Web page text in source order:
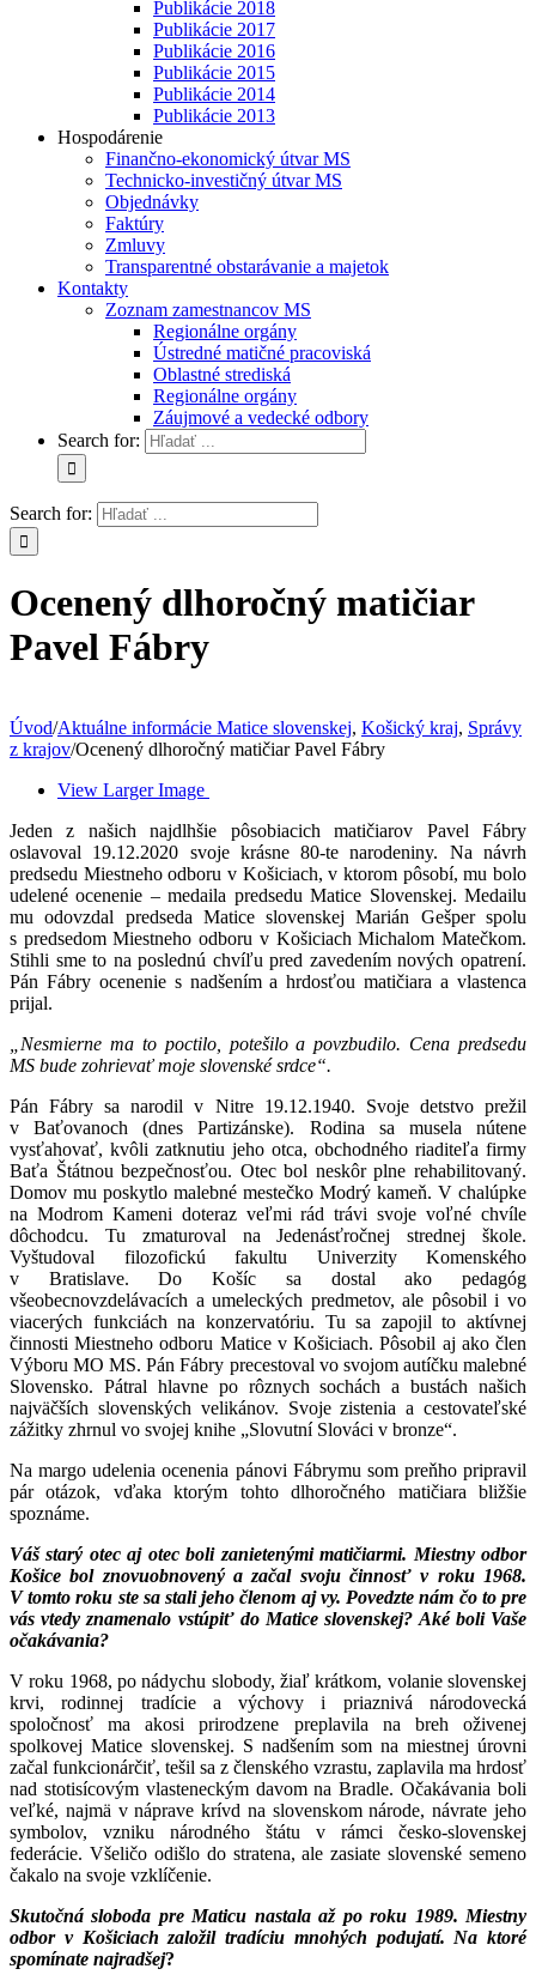
Publikácie 2018
Publikácie 2017
Publikácie 2016
Publikácie 2015
Publikácie 2014
Publikácie 2013
Hospodárenie
Finančno-ekonomický útvar MS
Technicko-investičný útvar MS
Objednávky
Faktúry
Zmluvy
Transparentné obstarávanie a majetok
Kontakty
Zoznam zamestnancov MS
Regionálne orgány
Ústredné matičné pracoviská
Oblastné strediská
Regionálne orgány
Záujmové a vedecké odbory
Search for:
Search for:
Ocenený dlhoročný matičiar
Pavel Fábry
Úvod/Aktuálne informácie Matice slovenskej, Košický kraj, Správy
z krajov/Ocenený dlhoročný matičiar Pavel Fábry
View Larger Image
Jeden z našich najdlhšie pôsobiacich matičiarov Pavel Fábry
oslavoval 19.12.2020 svoje krásne 80-te narodeniny. Na návrh
predsedu Miestneho odboru v Košiciach, v ktorom pôsobí, mu bolo
udelené ocenenie – medaila predsedu Matice Slovenskej. Medailu
mu odovzdal predseda Matice slovenskej Marián Gešper spolu
s predsedom Miestneho odboru v Košiciach Michalom Matečkom.
Stihli sme to na poslednú chvíľu pred zavedením nových opatrení.
Pán Fábry ocenenie s nadšením a hrdosťou matičiara a vlastenca
prijal.
„Nesmierne ma to poctilo, potešilo a povzbudilo. Cena predsedu
MS bude zohrievať moje slovenské srdce“.
Pán Fábry sa narodil v Nitre 19.12.1940. Svoje detstvo prežil
v Baťovanoch (dnes Partizánske). Rodina sa musela nútene
vysťahovať, kvôli zatknutiu jeho otca, obchodného riaditeľa firmy
Baťa Štátnou bezpečnosťou. Otec bol neskôr plne rehabilitovaný.
Domov mu poskytlo malebné mestečko Modrý kameň. V chalúpke
na Modrom Kameni doteraz veľmi rád trávi svoje voľné chvíle
dôchodcu. Tu zmaturoval na Jedenásťročnej strednej škole.
Vyštudoval filozofickú fakultu Univerzity Komenského
v Bratislave. Do Košíc sa dostal ako pedagóg
všeobecnovzdelávacích a umeleckých predmetov, ale pôsobil i vo
viacerých funkciách na konzervatóriu. Tu sa zapojil to aktívnej
činnosti Miestneho odboru Matice v Košiciach. Pôsobil aj ako člen
Výboru MO MS. Pán Fábry precestoval vo svojom autíčku malebné
Slovensko. Pátral hlavne po rôznych sochách a bustách našich
najväčších slovenských velikánov. Svoje zistenia a cestovateľské
zážitky zhrnul vo svojej knihe „Slovutní Slováci v bronze“.
Na margo udelenia ocenenia pánovi Fábrymu som preňho pripravil
pár otázok, vďaka ktorým tohto dlhoročného matičiara bližšie
spoznáme.
Váš starý otec aj otec boli zanietenými matičiarmi. Miestny odbor
Košice bol znovuobnovený a začal svoju činnosť v roku 1968.
V tomto roku ste sa stali jeho členom aj vy. Povedzte nám čo to pre
vás vtedy znamenalo vstúpiť do Matice slovenskej? Aké boli Vaše
očakávania?
V roku 1968, po nádychu slobody, žiaľ krátkom, volanie slovenskej
krvi, rodinnej tradície a výchovy i priaznivá národovecká
spoločnosť ma akosi prirodzene preplavila na breh oživenej
spolkovej Matice slovenskej. S nadšením som na miestnej úrovni
začal funkcionárčiť, tešil sa z členského vzrastu, zaplavila ma hrdosť
nad stotisícovým vlasteneckým davom na Bradle. Očakávania boli
veľké, najmä v náprave krívd na slovenskom národe, návrate jeho
symbolov, vzniku národného štátu v rámci česko-slovenskej
federácie. Všeličo odišlo do stratena, ale zasiate slovenské semeno
čakalo na svoje vzklíčenie.
Skutočná sloboda pre Maticu nastala až po roku 1989. Miestny
odbor v Košiciach založil tradíciu mnohých podujatí. Na ktoré
spomínate najradšej?